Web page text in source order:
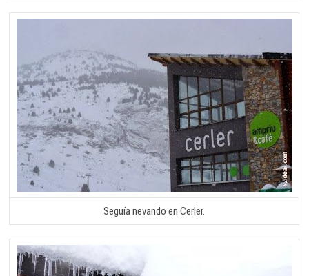
Seguía nevando en Cerler.